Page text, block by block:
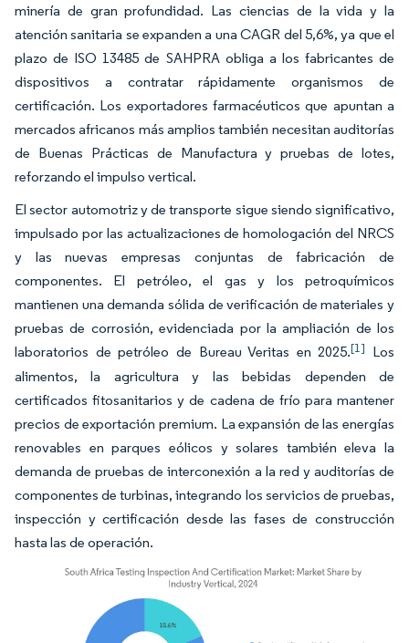
minería de gran profundidad. Las ciencias de la vida y la
atención sanitaria se expanden a una CAGR del 5,6%, ya que el
plazo de ISO 13485 de SAHPRA obliga a los fabricantes de
dispositivos a contratar rápidamente organismos de
certificación. Los exportadores farmacéuticos que apuntan a
mercados africanos más amplios también necesitan auditorías
de Buenas Prácticas de Manufactura y pruebas de lotes,
reforzando el impulso vertical.
El sector automotriz y de transporte sigue siendo significativo,
impulsado por las actualizaciones de homologación del NRCS
y las nuevas empresas conjuntas de fabricación de
componentes. El petróleo, el gas y los petroquímicos
mantienen una demanda sólida de verificación de materiales y
pruebas de corrosión, evidenciada por la ampliación de los
laboratorios de petróleo de Bureau Veritas en 2025.[1] Los
alimentos, la agricultura y las bebidas dependen de
certificados fitosanitarios y de cadena de frío para mantener
precios de exportación premium. La expansión de las energías
renovables en parques eólicos y solares también eleva la
demanda de pruebas de interconexión a la red y auditorías de
componentes de turbinas, integrando los servicios de pruebas,
inspección y certificación desde las fases de construcción
hasta las de operación.